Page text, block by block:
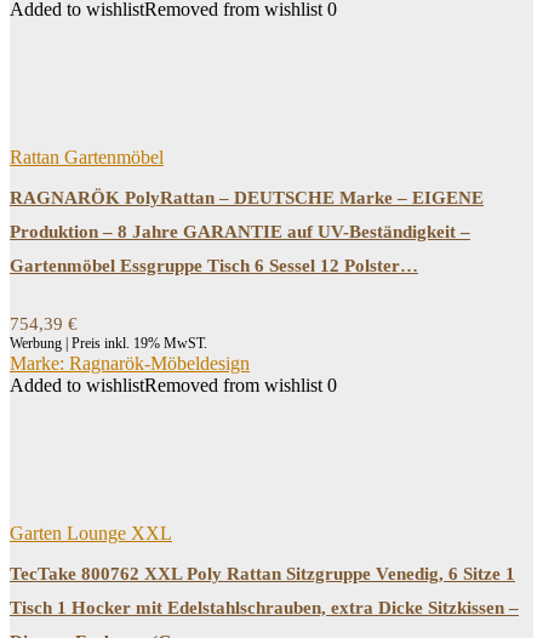
Added to wishlistRemoved from wishlist 0
Rattan Gartenmöbel
RAGNARÖK PolyRattan – DEUTSCHE Marke – EIGENE
Produktion – 8 Jahre GARANTIE auf UV-Beständigkeit –
Gartenmöbel Essgruppe Tisch 6 Sessel 12 Polster…
754,39 €
Werbung | Preis inkl. 19% MwST.
Marke: Ragnarök-Möbeldesign
Added to wishlistRemoved from wishlist 0
Garten Lounge XXL
TecTake 800762 XXL Poly Rattan Sitzgruppe Venedig, 6 Sitze 1
Tisch 1 Hocker mit Edelstahlschrauben, extra Dicke Sitzkissen –